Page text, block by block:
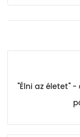
"Élni az életet"